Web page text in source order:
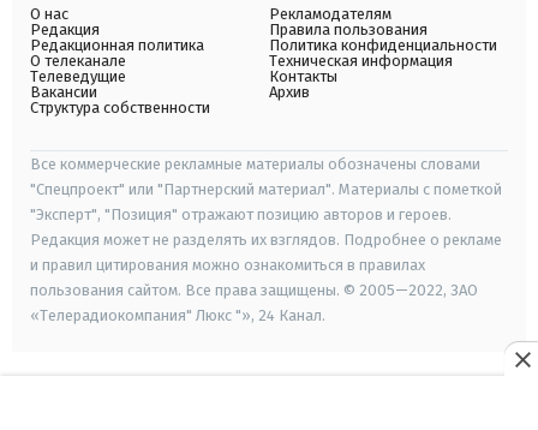
О нас
Редакция
Редакционная политика
О телеканале
Телеведущие
Вакансии
Структура собственности
Рекламодателям
Правила пользования
Политика конфиденциальности
Техническая информация
Контакты
Архив
Все коммерческие рекламные материалы обозначены словами
"Спецпроект" или "Партнерский материал". Материалы с пометкой
"Эксперт", "Позиция" отражают позицию авторов и героев.
Редакция может не разделять их взглядов. Подробнее о рекламе
и правил цитирования можно ознакомиться в правилах
пользования сайтом. Все права защищены. © 2005—2022, ЗАО
«Телерадиокомпания" Люкс "», 24 Канал.